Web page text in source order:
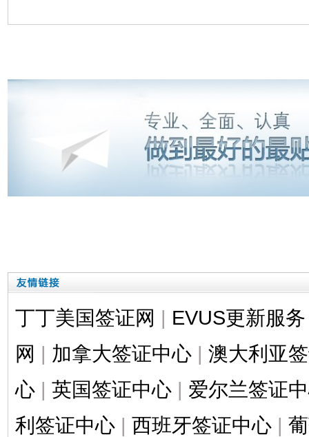
丁丁美国签证网 | EVUS更新服务
网 | 加拿大签证中心 | 澳大利亚
心 | 英国签证中心 | 爱尔兰签证
利签证中心 | 西班牙签证中心 |